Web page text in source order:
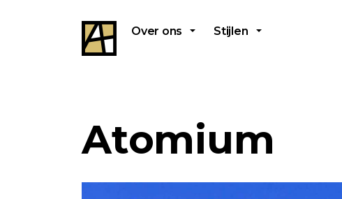
Over ons Stijlen
Atomium